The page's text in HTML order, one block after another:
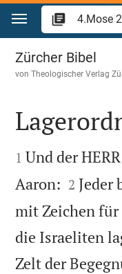
Zum Inhalt springen
4.Mose 2
Zürcher Bibel
vonTheologischer Verlag


1 Und der
Aaron: 

2 Jeder
mit Zeichen
die Israeliten
Zelt der